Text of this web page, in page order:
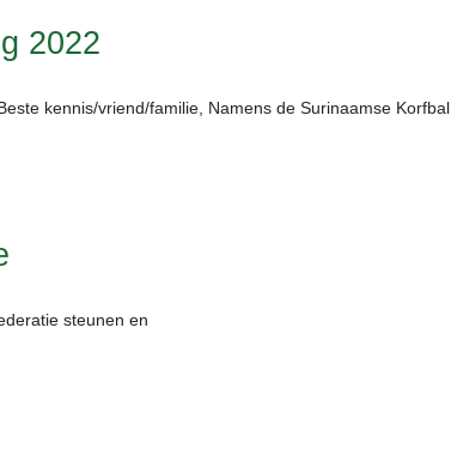
2022
kennis/vriend/familie, Namens de Surinaamse Korfbal
steunen en